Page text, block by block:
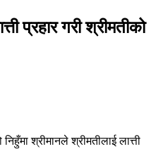
प्रहार गरी श्रीमतीको
श्रीमानले श्रीमतीलाई लात्ती